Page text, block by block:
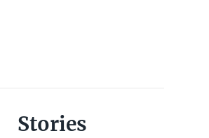
Stories